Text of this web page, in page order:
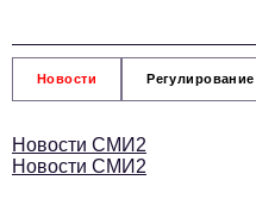
Новости Регулирование
Новости СМИ2
Новости СМИ2